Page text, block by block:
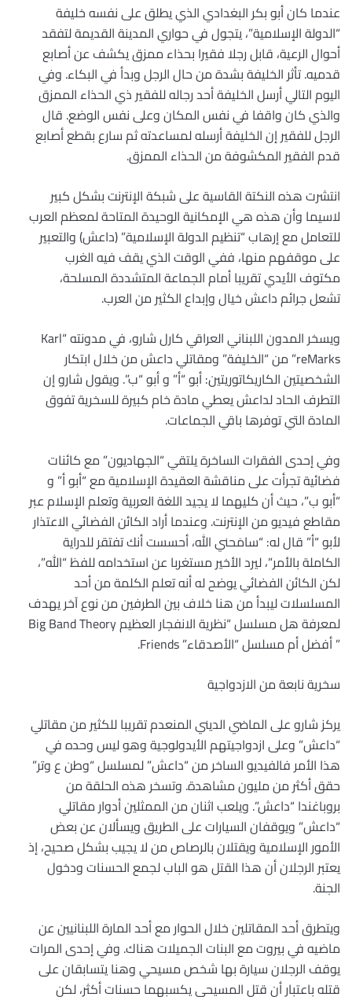
عندما كان أبو بكر البغدادي الذي يطلق على نفسه خليفة
“الدولة الإسلامية”، يتجول في حواري المدينة القديمة لتفقد
أحوال الرعية، قابل رجلا فقيرا بحذاء ممزق يكشف عن أصابع
قدميه. تأثر الخليفة بشدة من حال الرجل وبدأ في البكاء. وفي
اليوم التالي أرسل الخليفة أحد رجاله للفقير ذي الحذاء الممزق
والذي كان واقفا في نفس المكان وعلى نفس الوضع. قال
الرجل للفقير إن الخليفة أرسله لمساعدته ثم سارع بقطع أصابع
قدم الفقير المكشوفة من الحذاء الممزق.
انتشرت هذه النكتة القاسية على شبكة الإنترنت بشكل كبير
لاسيما وأن هذه هي الإمكانية الوحيدة المتاحة لمعظم العرب
للتعامل مع إرهاب “تنظيم الدولة الإسلامية” (داعش) والتعبير
على موقفهم منها، ففي الوقت الذي يقف فيه الغرب
مكتوف الأيدي تقريبا أمام الجماعة المتشددة المسلحة،
تشعل جرائم داعش خيال وإبداع الكثير من العرب.
ويسخر المدون اللبناني العراقي كارل شارو، في مدونته “Karl
reMarks” من “الخليفة” ومقاتلي داعش من خلال ابتكار
الشخصيتين الكاريكاتوريتين: أبو “أ” و أبو “ب”. ويقول شارو إن
التطرف الحاد لداعش يعطي مادة خام كبيرة للسخرية تفوق
المادة التي توفرها باقي الجماعات.
وفي إحدى الفقرات الساخرة يلتقي “الجهاديون” مع كائنات
فضائية تجرأت على مناقشة العقيدة الإسلامية مع “أبو أ” و
“أبو ب”، حيث أن كليهما لا يجيد اللغة العربية وتعلم الإسلام عبر
مقاطع فيديو من الإنترنت. وعندما أراد الكائن الفضائي الاعتذار
لأبو “أ” قال له: “سامَحني الله، أحسست أنك تفتقر للدراية
الكاملة بالأمر”، ليرد الأخير مستغربا عن استخدامه للفظ “الله”،
لكن الكائن الفضائي يوضح له أنه تعلم الكلمة من أحد
المسلسلات ليبدأ من هنا خلاف بين الطرفين من نوع آخر يهدف
لمعرفة هل مسلسل “نظرية الانفجار العظيم Big Band Theory
” أفضل أم مسلسل “الأصدقاء” Friends.
سخرية نابعة من الازدواجية
يركز شارو على الماضي الديني المنعدم تقريبا للكثير من مقاتلي
“داعش” وعلى ازدواجيتهم الأيدولوجية وهو ليس وحده في
هذا الأمر فالفيديو الساخر من “داعش” لمسلسل “وطن ع وتر”
حقق أكثر من مليون مشاهدة. وتسخر هذه الحلقة من
بروباغندا “داعش”. ويلعب اثنان من الممثلين أدوار مقاتلي
“داعش” ويوقفان السيارات على الطريق ويسألان عن بعض
الأمور الإسلامية ويقتلان بالرصاص من لا يجيب بشكل صحيح، إذ
يعتبر الرجلان أن هذا القتل هو الباب لجمع الحسنات ودخول
الجنة.
ويتطرق أحد المقاتلين خلال الحوار مع أحد المارة اللبنانيين عن
ماضيه في بيروت مع البنات الجميلات هناك. وفي إحدى المرات
يوقف الرجلان سيارة بها شخص مسيحي وهنا يتسابقان على
قتله باعتبار أن قتل المسيحي يكسبهما حسنات أكثر، لكن